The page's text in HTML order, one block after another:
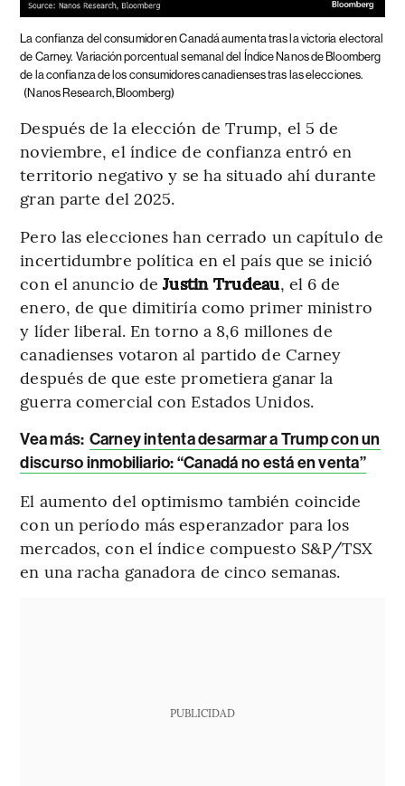
La confianza del consumidor en Canadá aumenta tras la victoria electoral
de Carney. Variación porcentual semanal del Índice Nanos de Bloomberg
de la confianza de los consumidores canadienses tras las elecciones.
(Nanos Research, Bloomberg)
Después de la elección de Trump, el 5 de
noviembre, el índice de confianza entró en
territorio negativo y se ha situado ahí durante
gran parte del 2025.
Pero las elecciones han cerrado un capítulo de
incertidumbre política en el país que se inició
con el anuncio deJustin Trudeau, el 6 de
enero, de que dimitiría como primer ministro
y líder liberal. En torno a 8,6 millones de
canadienses votaron al partido de Carney
después de que este prometiera ganar la
guerra comercial con Estados Unidos.
Vea más: Carney intenta desarmar a Trump con un
discurso inmobiliario: “Canadá no está en venta”
El aumento del optimismo también coincide
con un período más esperanzador para los
mercados, con el índice compuesto S&P/TSX
en una racha ganadora de cinco semanas.
PUBLICIDAD